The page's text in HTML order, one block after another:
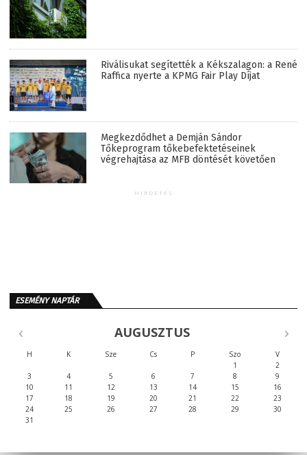
Riválisukat segítették a Kékszalagon: a René
Raffica nyerte a KPMG Fair Play Díjat
Megkezdődhet a Demján Sándor
Tőkeprogram tőkebefektetéseinek
végrehajtása az MFB döntését követően
HIRDETÉS
ESEMÉNY NAPTÁR
AUGUSZTUS
H K Sze Cs P Szo
V
1
2
3
4 5 6 7 8
9
10
11 12 13 14 15
16
17
18 19 20 21 22
23
24
25 26 27 28 29
30
31